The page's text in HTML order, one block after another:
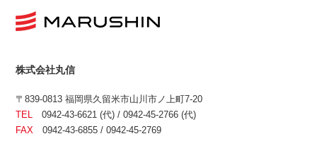
株式会社丸信
〒839-0813 福岡県久留米市山川市ノ上町7-20
TEL 0942-43-6621 (代) / 0942-45-2766 (代)
FAX 0942-43-6855 / 0942-45-2769